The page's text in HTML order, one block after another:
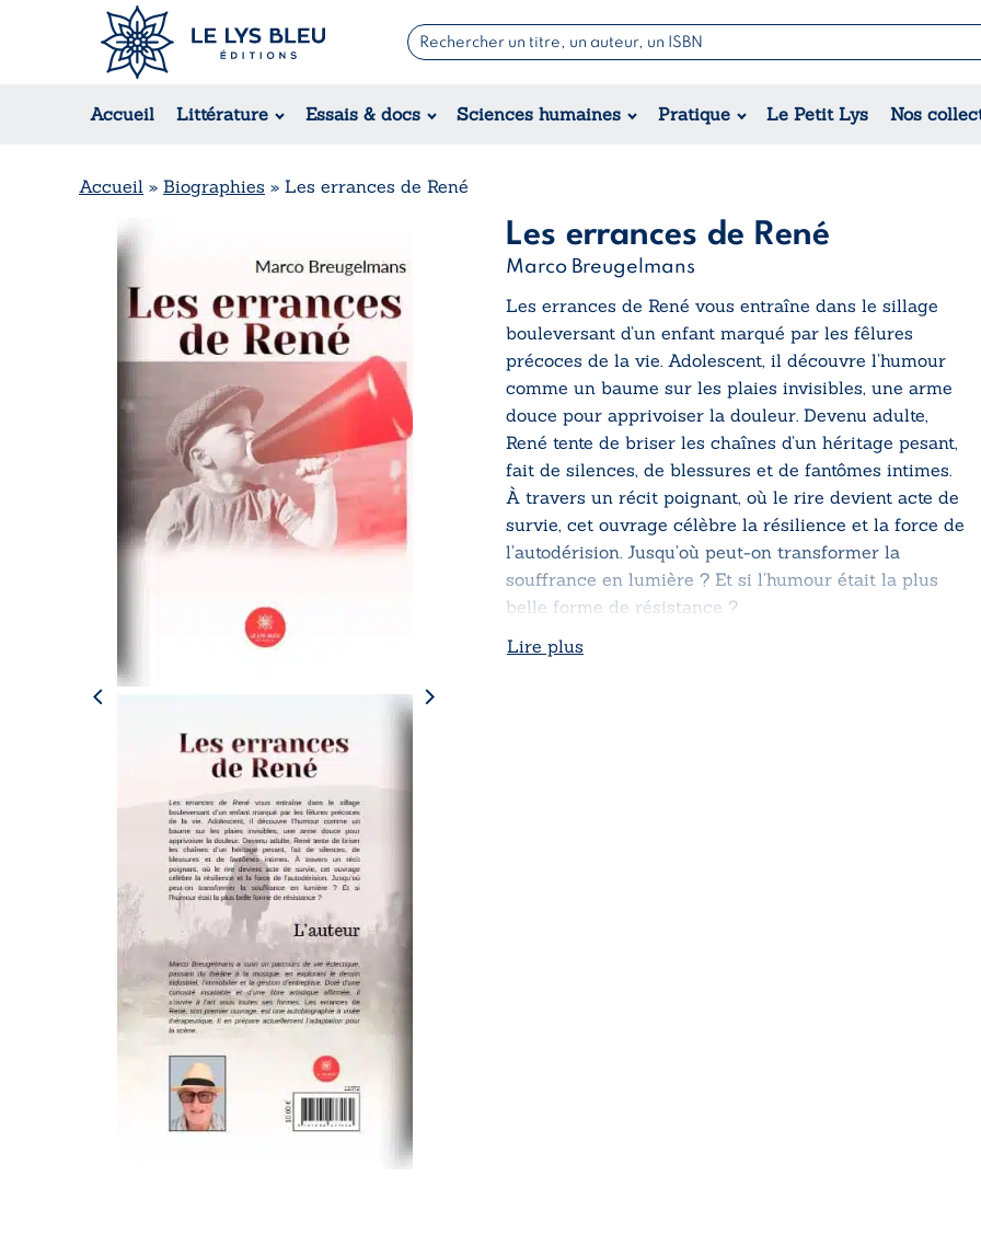
Accueil Littérature Essais & docs Sciences humaines Pratique Le Petit Lys Nos
Romans
Suspense / Thriller / Policier
Romance
Jeunesse
Théâtre
Accueil » Biographies » Les errances de René
Les errances de René
Marco Breugelmans
Les errances de René vous entraîne dans le sillage
bouleversant d’un enfant marqué par les fêlures
précoces de la vie. Adolescent, il découvre l’humour
comme un baume sur les plaies invisibles, une arme
douce pour apprivoiser la douleur. Devenu adulte,
René tente de briser les chaînes d’un héritage pesant,
fait de silences, de blessures et de fantômes intimes.
À travers un récit poignant, où le rire devient acte de
survie, cet ouvrage célèbre la résilience et la force de
l’autodérision. Jusqu’où peut-on transformer la
souffrance en lumière ? Et si l’humour était la plus
belle forme de résistance ?
Lire plus